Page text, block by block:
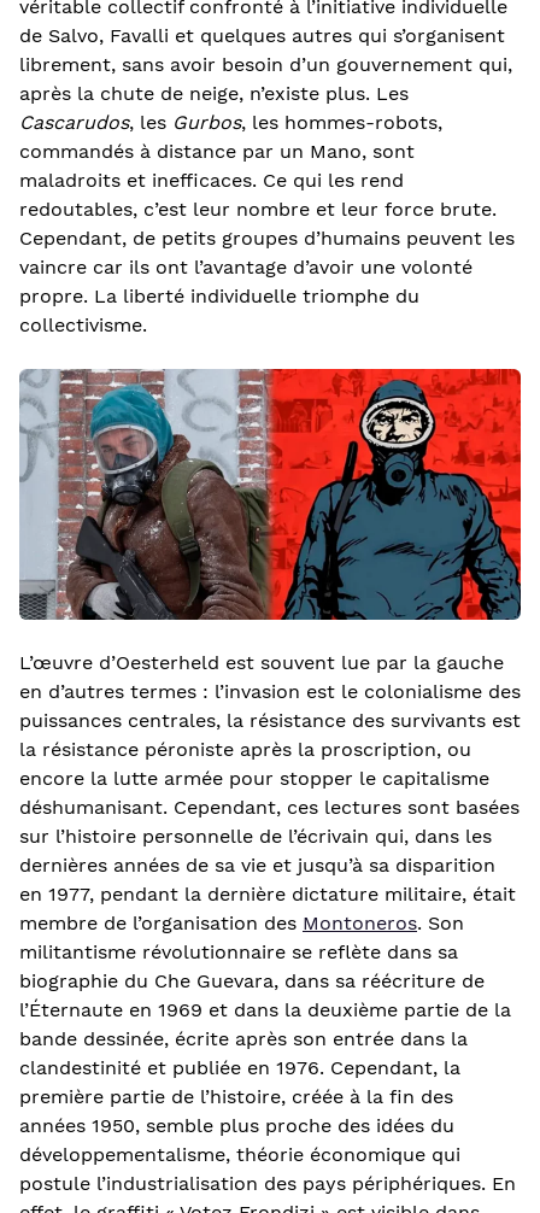
véritable collectif confronté à l’initiative individuelle
de Salvo, Favalli et quelques autres qui s’organisent
librement, sans avoir besoin d’un gouvernement qui,
après la chute de neige, n’existe plus. Les
Cascarudos, les Gurbos, les hommes-robots,
commandés à distance par un Mano, sont
maladroits et inefficaces. Ce qui les rend
redoutables, c’est leur nombre et leur force brute.
Cependant, de petits groupes d’humains peuvent les
vaincre car ils ont l’avantage d’avoir une volonté
propre. La liberté individuelle triomphe du
collectivisme.
L’œuvre d’Oesterheld est souvent lue par la gauche
en d’autres termes : l’invasion est le colonialisme des
puissances centrales, la résistance des survivants est
la résistance péroniste après la proscription, ou
encore la lutte armée pour stopper le capitalisme
déshumanisant. Cependant, ces lectures sont basées
sur l’histoire personnelle de l’écrivain qui, dans les
dernières années de sa vie et jusqu’à sa disparition
en 1977, pendant la dernière dictature militaire, était
membre de l’organisation des Montoneros. Son
militantisme révolutionnaire se reflète dans sa
biographie du Che Guevara, dans sa réécriture de
l’Éternaute en 1969 et dans la deuxième partie de la
bande dessinée, écrite après son entrée dans la
clandestinité et publiée en 1976. Cependant, la
première partie de l’histoire, créée à la fin des
années 1950, semble plus proche des idées du
développementalisme, théorie économique qui
postule l’industrialisation des pays périphériques. En